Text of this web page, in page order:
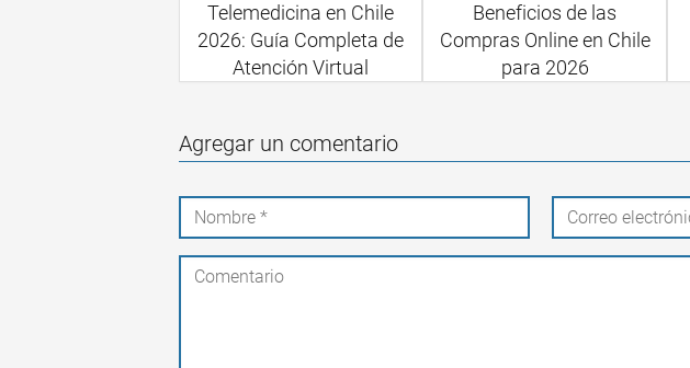
Telemedicina en Chile
2026: Guía Completa de
Atención Virtual
Beneficios de las
Compras Online en Chile
para 2026
Agregar un comentario